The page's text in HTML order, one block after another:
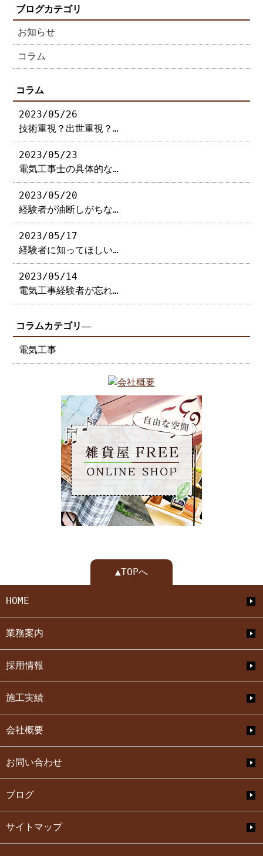
ブログカテゴリ
お知らせ
コラム
コラム
2023/05/26
技術重視？出世重視？…
2023/05/23
電気工事士の具体的な…
2023/05/20
経験者が油断しがちな…
2023/05/17
経験者に知ってほしい…
2023/05/14
電気工事経験者が忘れ…
コラムカテゴリ―
電気工事
▲TOPへ
HOME
業務案内
採用情報
施工実績
会社概要
お問い合わせ
ブログ
サイトマップ